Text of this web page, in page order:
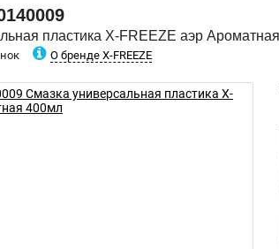
пластика X-FREEZE аэр
О бренде X-FREEZE